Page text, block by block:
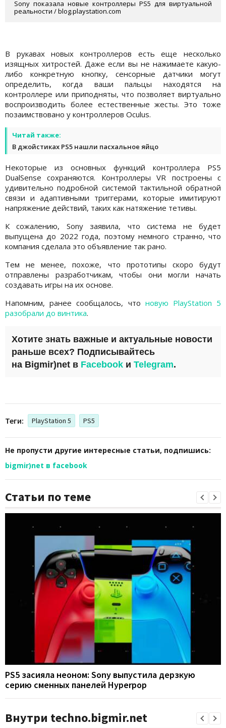
Sony показала новые контроллеры PS5 для виртуальной
реальности / blog.playstation.com
В рукавах новых контроллеров есть еще несколько
изящных хитростей. Даже если вы не нажимаете какую-
либо конкретную кнопку, сенсорные датчики могут
определить, когда ваши пальцы находятся на
контроллере или приподняты, что позволяет виртуально
воспроизводить более естественные жесты. Это тоже
позаимствовано у контроллеров Oculus.
Читай также:
В джойстиках PS5 нашли пасхальное яйцо
Некоторые из основных функций контроллера PS5
DualSense сохраняются. Контроллеры VR построены с
удивительно подробной системой тактильной обратной
связи и адаптивными триггерами, которые имитируют
напряжение действий, таких как натяжение тетивы.
К сожалению, Sony заявила, что система не будет
выпущена до 2022 года, поэтому немного странно, что
компания сделала это объявление так рано.
Тем не менее, похоже, что прототипы скоро будут
отправлены разработчикам, чтобы они могли начать
создавать игры на их основе.
Напомним, ранее сообщалось, что новую PlayStation 5
разобрали до винтика.
Хотите знать важные и актуальные новости
раньше всех? Подписывайтесь
на Bigmir)net в Facebook и Telegram.
Теги: PlayStation 5 PS5
Не пропусти другие интересные статьи, подпишись:
bigmir)net в facebook
Статьи по теме
PS5 засияла неоном: Sony выпустила дерзкую
серию сменных панелей Hyperpop
Внутри techno.bigmir.net